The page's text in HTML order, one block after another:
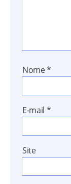
Nome*
E-mail *
Site